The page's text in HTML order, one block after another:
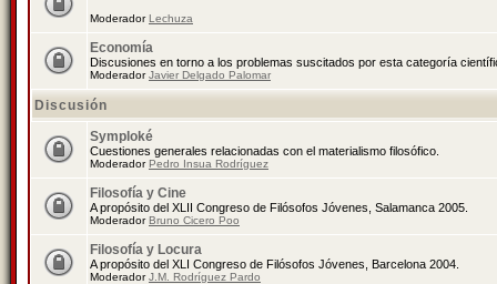
ModeradorLechuza
Economía
Discusiones en torno a los problemas suscitados por esta categoría
ModeradorJavier Delgado Palomar
Discusión
Symploké
Cuestiones generales relacionadas con el materialismo filosófico.
ModeradorPedro Insua Rodríguez
Filosofía y Cine
A propósito del XLII Congreso de Filósofos Jóvenes, Salamanca 2005.
ModeradorBruno Cicero Poo
Filosofía y Locura
A propósito del XLI Congreso de Filósofos Jóvenes, Barcelona 2004.
ModeradorJ.M. Rodríguez Pardo